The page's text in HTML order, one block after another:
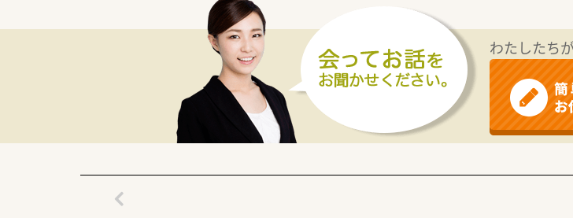
【法人特徴について】
■熊本県内に11店舗を展開する薬局グループに属しており、安定した経
■熊本大学大学院の博士課程実習施設として認定されており、臨床と
■在宅医療に特化した取り組みを行っており、施設や個人宅の患者様
わたしたち